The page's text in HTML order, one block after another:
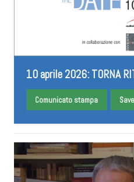
10 aprile 2026: TORNA
Comunicato stampa